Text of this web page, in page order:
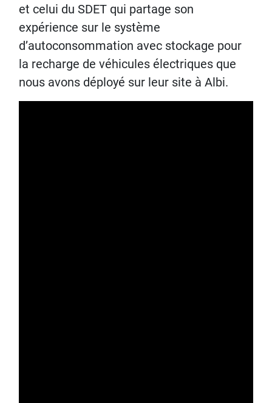
et celui du SDET qui partage son
expérience sur le système
d’autoconsommation avec stockage pour
la recharge de véhicules électriques que
nous avons déployé sur leur site à Albi.